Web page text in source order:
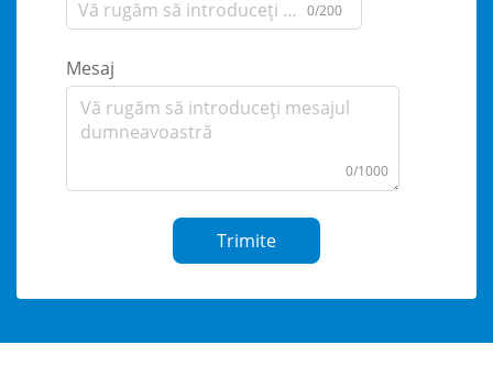
0/200
Mesaj
0/1000
Trimite